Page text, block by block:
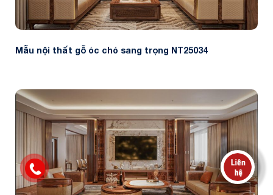
Mẫu nội thất gỗ óc chó sang trọng NT25034